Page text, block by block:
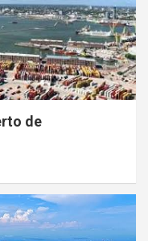
de